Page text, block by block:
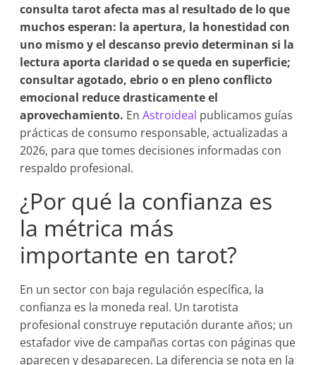
consulta tarot afecta mas al resultado de lo que
muchos esperan: la apertura, la honestidad con
uno mismo y el descanso previo determinan si la
lectura aporta claridad o se queda en superficie;
consultar agotado, ebrio o en pleno conflicto
emocional reduce drasticamente el
aprovechamiento. EnAstroideal publicamos guías
prácticas de consumo responsable, actualizadas a
2026, para que tomes decisiones informadas con
respaldo profesional.
¿Por qué la confianza es
la métrica más
importante en tarot?
En un sector con baja regulación específica, la
confianza es la moneda real. Un tarotista
profesional construye reputación durante años; un
estafador vive de campañas cortas con páginas que
aparecen y desaparecen. La diferencia se nota en la